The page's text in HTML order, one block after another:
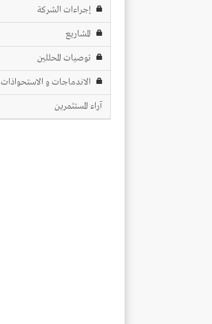
إجراءات الشركة
المشاريع
توصيات المحللين
الاندماجات و الاستحواذات
آراء المستثمرين